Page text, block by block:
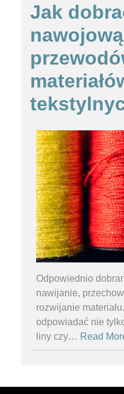
Jak
Odpowiednio
nawijanie,
rozwijanie
odpowiadać nie
liny czy… Read